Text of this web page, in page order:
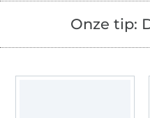
Onze tip: